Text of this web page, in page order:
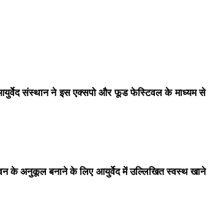
आयुर्वेद संस्थान ने इस एक्सपो और फूड फेस्टिवल के माध्यम से
के अनुकूल बनाने के लिए आयुर्वेद में उल्लिखित स्वस्थ खाने